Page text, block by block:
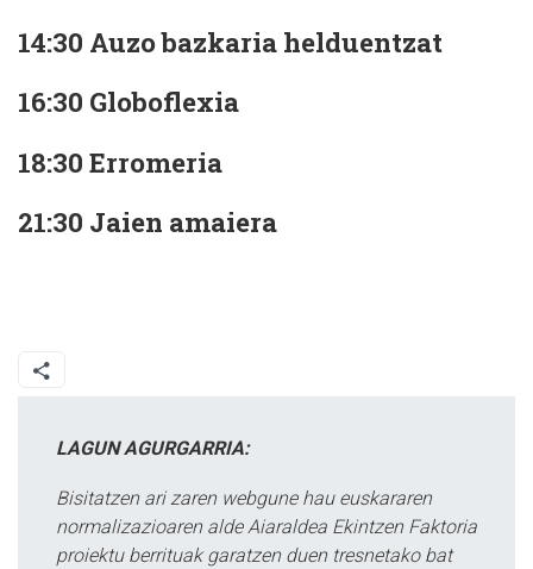
14:30 Auzo bazkaria helduentzat
16:30 Globoflexia
18:30 Erromeria
21:30 Jaien amaiera
LAGUN AGURGARRIA:
Bisitatzen ari zaren webgune hau euskararen
normalizazioaren alde Aiaraldea Ekintzen Faktoria
proiektu berrituak garatzen duen tresnetako bat